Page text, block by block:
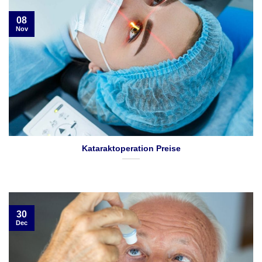
Kataraktoperation Preise
08
Nov
30
Dec